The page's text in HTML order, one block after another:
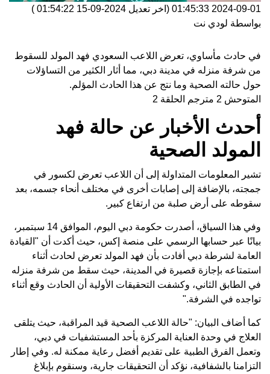
2024-09-01 01:45:33 (اخر تعديل 2024-09-15 01:54:22
)
بواسطة لودي نت
في حادث مأساوي، تعرض اللاعب السعودي فهد المولد للسقوط
من شرفة منزله في مدينة دبي، مما أثار الكثير من التساؤلات
حول حالته الصحية وما نتج عن هذا الحادث المؤلم.
المتوحش 2 مترجم الحلقة 2
أحدث الأخبار عن حالة فهد
المولد الصحية
تشير المعلومات المتداولة إلى أن اللاعب تعرض لكسور في
جمجته، بالإضافة إلى إصابات أخرى في مختلف أنحاء جسمه، بعد
سقوطه على أرض صلبة من ارتفاع كبير.
وفي هذا السياق، أصدرت حكومة دبي اليوم، الموافق 14 سبتمبر،
بيانًا عبر حسابها الرسمي على منصة إكس، حيث أكدت أن "القيادة
العامة لشرطة دبي أفادت بأن فهد المولد تعرض لحادث أثناء
استمتاعه بإجازة قصيرة في المدينة، حيث سقط من شرفة منزله
في الطابق الثاني، وكشفت التحقيقات الأولية أن الحادث وقع أثناء
تواجده في الشرفة."
كما أضاف البيان: "حالة اللاعب الصحية قيد المراقبة، حيث يتلقى
العلاج في وحدة العناية المركزة بأحد المستشفيات في دبي،
وتعمل الفرق الطبية على تقديم أفضل رعاية ممكنة له. وفي إطار
التزامنا بالشفافية، نؤكد أن التحقيقات جارية، وسنقوم بإبلاغ